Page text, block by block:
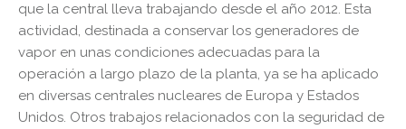
que la central lleva trabajando desde el año 2012. Esta
actividad, destinada a conservar los generadores de
vapor en unas condiciones adecuadas para la
operación a largo plazo de la planta, ya se ha aplicado
en diversas centrales nucleares de Europa y Estados
Unidos. Otros trabajos relacionados con la seguridad de